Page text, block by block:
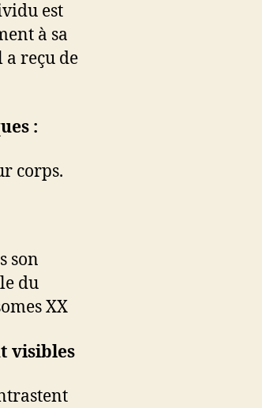
est
à sa
a reçu de
:
corps.
son
du
XX
visibles